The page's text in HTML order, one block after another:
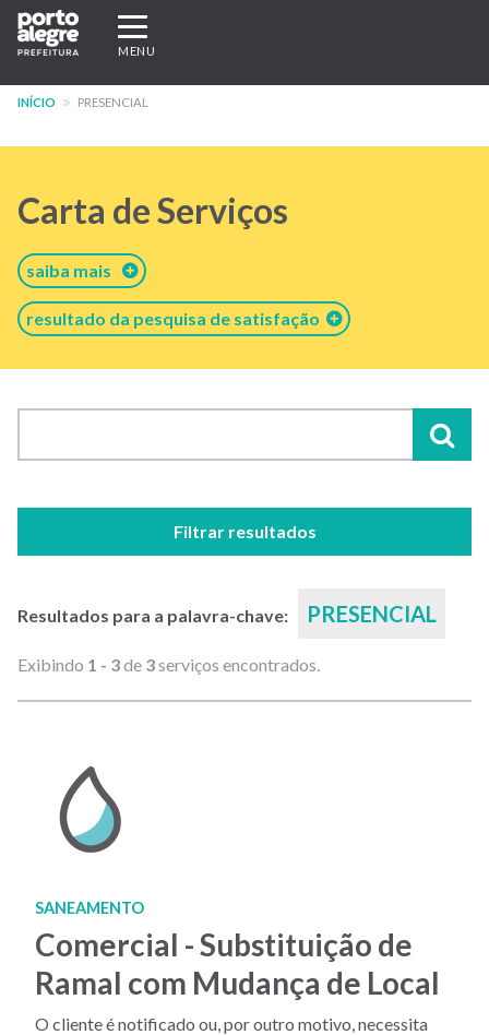
Pular
para
conteúdo
Expandir/recolher
navegação
MENU
INÍCIO PRESENCIAL
Carta de Serviços
saiba mais
resultado da pesquisa de satisfação
Filtrar resultados
Resultados para a palavra-chave: PRESENCIAL
Exibindo 1 - 3de 3serviços encontrados.
SANEAMENTO
Comercial - Substituição de
Ramal com Mudança de Local
O cliente é notificado ou, por outro motivo, necessita